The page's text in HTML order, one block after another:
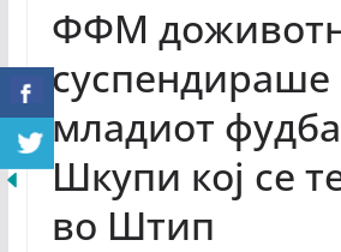
ФФМ
суспендираше
младиот
Шкупи кој се
во Штип